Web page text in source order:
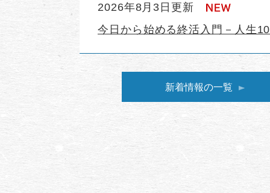
2026年8月3日更新
今日から始める終活入門－人生
新着情報の一覧